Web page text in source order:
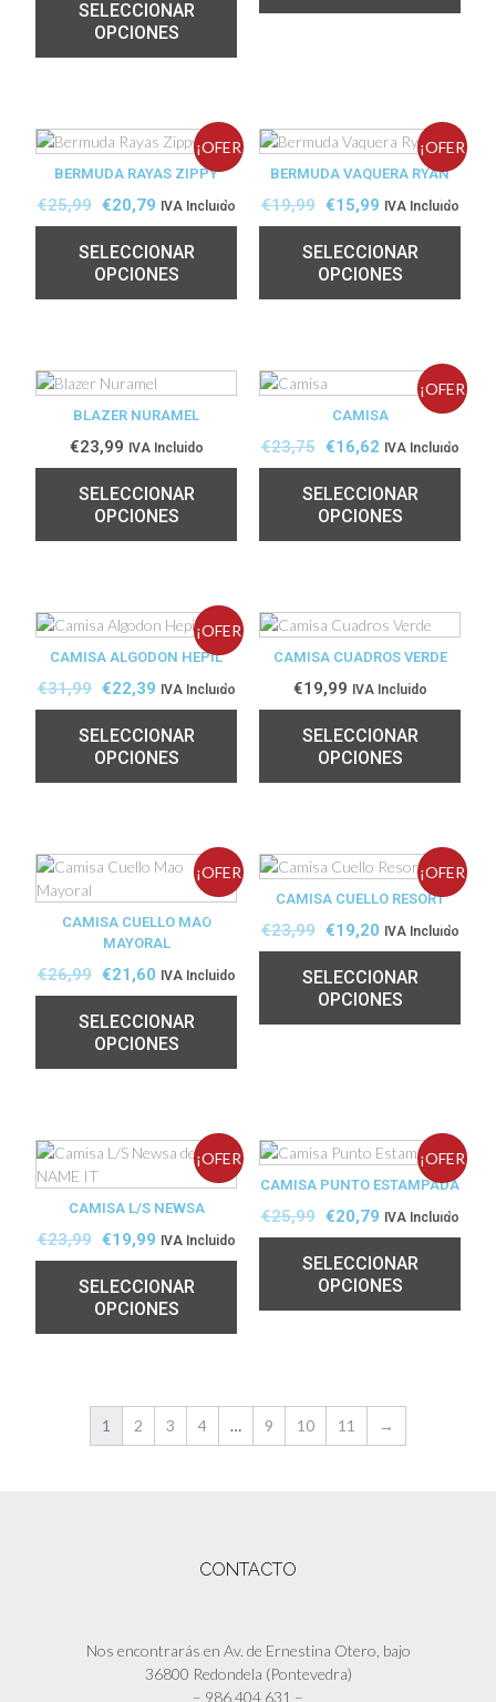
SELECCIONAR
OPCIONES
¡OFER
TA!
BERMUDA RAYAS ZIPPY
€25,99 €20,79 IVA Incluido
SELECCIONAR
OPCIONES
¡OFER
TA!
BERMUDA VAQUERA RYAN
€19,99 €15,99 IVA Incluido
SELECCIONAR
OPCIONES
BLAZER NURAMEL
€23,99 IVA Incluido
SELECCIONAR
OPCIONES
¡OFER
TA!
CAMISA
€23,75 €16,62 IVA Incluido
SELECCIONAR
OPCIONES
¡OFER
TA!
CAMISA ALGODON HEPIL
€31,99 €22,39 IVA Incluido
SELECCIONAR
OPCIONES
CAMISA CUADROS VERDE
€19,99 IVA Incluido
SELECCIONAR
OPCIONES
¡OFER
TA!
CAMISA CUELLO MAO
MAYORAL
€26,99 €21,60 IVA Incluido
SELECCIONAR
OPCIONES
¡OFER
TA!
CAMISA CUELLO RESORT
€23,99 €19,20 IVA Incluido
SELECCIONAR
OPCIONES
¡OFER
CAMISA L/S NEWSA
€23,99 €19,99 IVA Incluido
SELECCIONAR
OPCIONES
¡OFER
TA!
CAMISA PUNTO ESTAMPADA
€25,99 €20,79 IVA Incluido
SELECCIONAR
OPCIONES
1 2 3 4 … 9 10 11 →
CONTACTO
Nos encontrarás en Av. de Ernestina Otero, bajo
36800 Redondela (Pontevedra)
– 986 404 631 –